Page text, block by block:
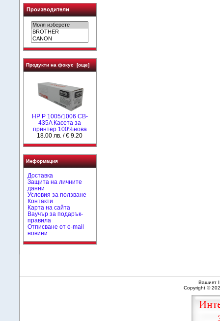
Производители
Продукти на фокус [още]
HP P 1005/1006 CB-
435A Касета за
принтер 100%нова
18.00 лв. / € 9.20
Информация
Доставка
Защита на личните
данни
Условия за ползване
Контакти
Карта на сайта
Ваучър за подарък-
правила
Отписване от e-mail
новини
Вашият
Copyright ©